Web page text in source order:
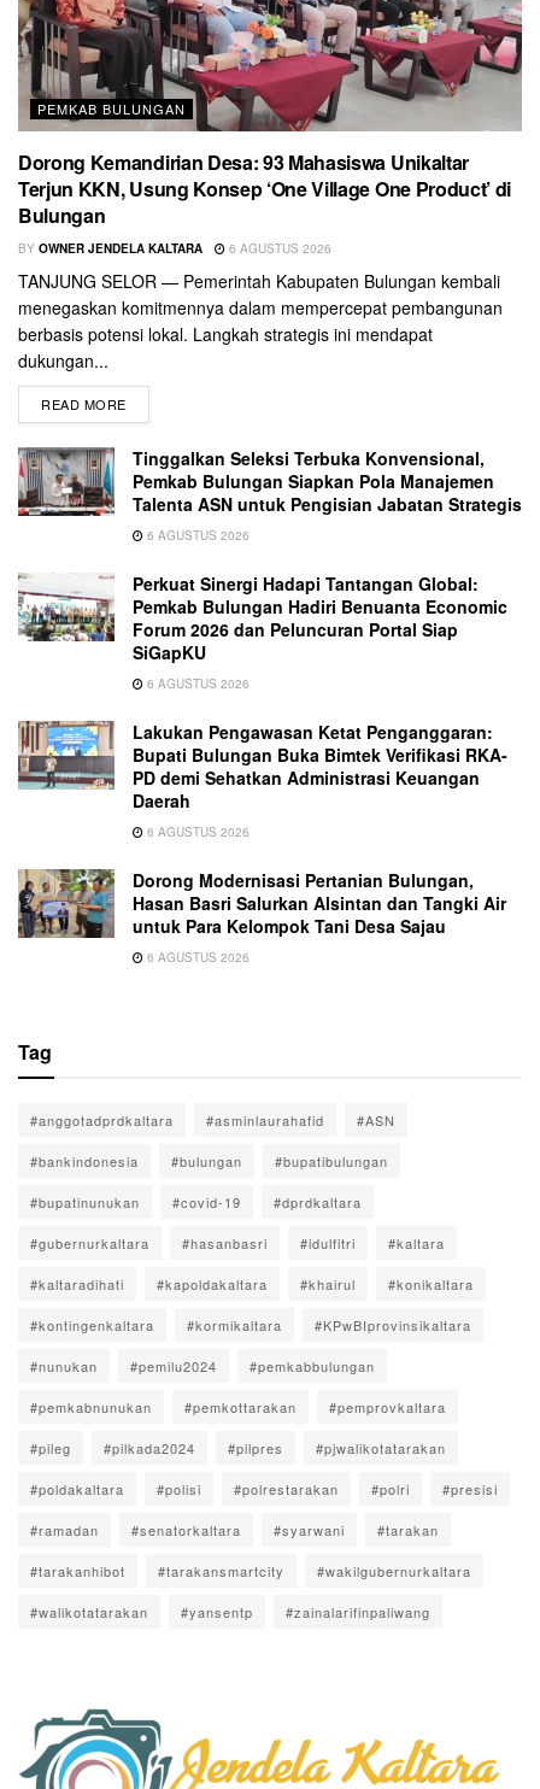
PEMKAB BULUNGAN
Dorong Kemandirian Desa: 93 Mahasiswa Unikaltar
Terjun KKN, Usung Konsep ‘One Village One Product’ di
Bulungan
BY OWNER JENDELA KALTARA 6 AGUSTUS 2026
TANJUNG SELOR — Pemerintah Kabupaten Bulungan kembali
menegaskan komitmennya dalam mempercepat pembangunan
berbasis potensi lokal. Langkah strategis ini mendapat
dukungan...
READ MORE
Tinggalkan Seleksi Terbuka Konvensional,
Pemkab Bulungan Siapkan Pola Manajemen
Talenta ASN untuk Pengisian Jabatan Strategis
6 AGUSTUS 2026
Perkuat Sinergi Hadapi Tantangan Global:
Pemkab Bulungan Hadiri Benuanta Economic
Forum 2026 dan Peluncuran Portal Siap
SiGapKU
6 AGUSTUS 2026
Lakukan Pengawasan Ketat Penganggaran:
Bupati Bulungan Buka Bimtek Verifikasi RKA-
PD demi Sehatkan Administrasi Keuangan
Daerah
6 AGUSTUS 2026
Dorong Modernisasi Pertanian Bulungan,
Hasan Basri Salurkan Alsintan dan Tangki Air
untuk Para Kelompok Tani Desa Sajau
6 AGUSTUS 2026
Tag
#anggotadprdkaltara #asminlaurahafid #ASN
#bankindonesia #bulungan #bupatibulungan
#bupatinunukan #covid-19 #dprdkaltara
#gubernurkaltara #hasanbasri #idulfitri #kaltara
#kaltaradihati #kapoldakaltara #khairul #konikaltara
#kontingenkaltara #kormikaltara #KPwBIprovinsikaltara
#nunukan #pemilu2024 #pemkabbulungan
#pemkabnunukan #pemkottarakan #pemprovkaltara
#pileg #pilkada2024 #pilpres #pjwalikotatarakan
#poldakaltara #polisi #polrestarakan #polri #presisi
#ramadan #senatorkaltara #syarwani #tarakan
#tarakanhibot #tarakansmartcity #wakilgubernurkaltara
#walikotatarakan #yansentp #zainalarifinpaliwang